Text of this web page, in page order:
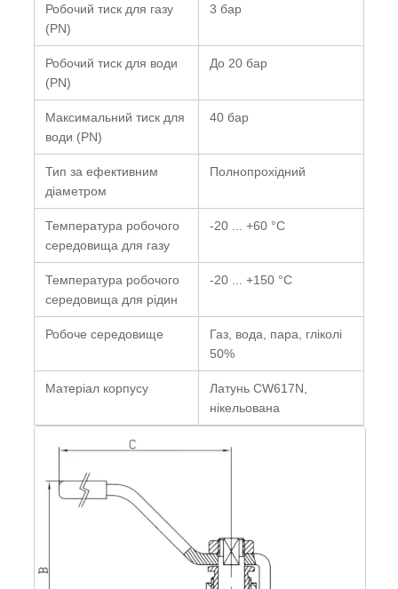
Робочий тиск для газу
(PN)
3 бар
Робочий тиск для води
(PN)
До 20 бар
Максимальний тиск для
води (PN)
40 бар
Тип за ефективним
діаметром
Полнопрохідний
Температура робочого
середовища для газу
-20 ... +60 °C
Температура робочого
середовища для рідин
-20 ... +150 °C
Робоче середовище
Газ, вода, пара, гліколі
50%
Матеріал корпусу
Латунь CW617N,
нікельована